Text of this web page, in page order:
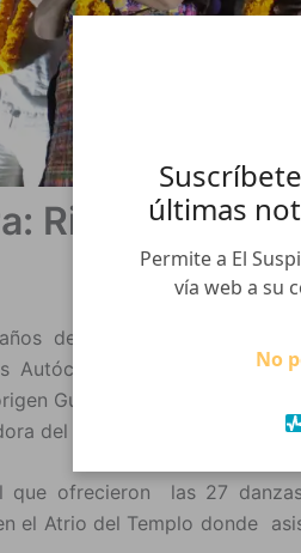
últimas
Permite a El
vía web a su
No
Rigoberta
de la resistencia cultural
Autóctonas al que asistió
Guatemalteco que desde
del Premio Nobel de la Paz
que ofrecieron las 27
el Atrio del Templo donde